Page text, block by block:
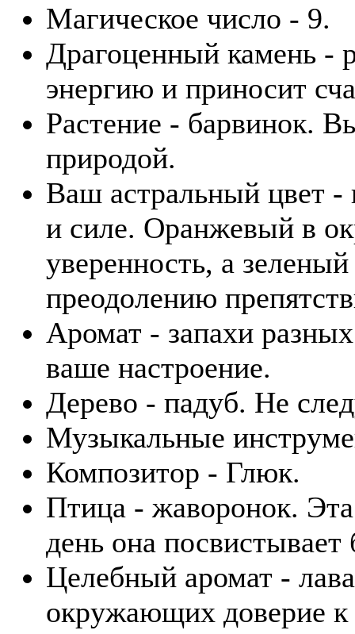
Магическое число - 9.
Драгоценный камень -
энергию и приносит
Растение - барвинок.
природой.
Ваш астральный цвет -
и силе. Оранжевый в
уверенность, а
преодолению
Аромат - запахи
ваше настроение.
Дерево - падуб. Не
Музыкальные
Композитор - Глюк.
Птица - жаворонок.
день она посвистывает
Целебный аромат -
окружающих доверие к